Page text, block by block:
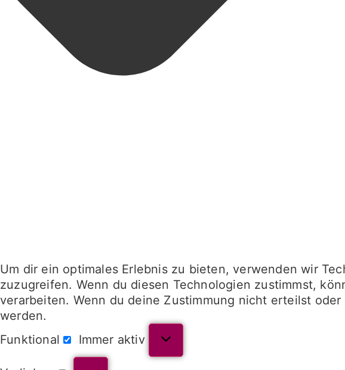
Um dir ein optimales Erlebnis zu bieten, verwenden wir
zuzugreifen. Wenn du diesen Technologien zustimmst,
verarbeiten. Wenn du deine Zustimmung nicht erteilst
werden.
Funktional
Immer aktiv